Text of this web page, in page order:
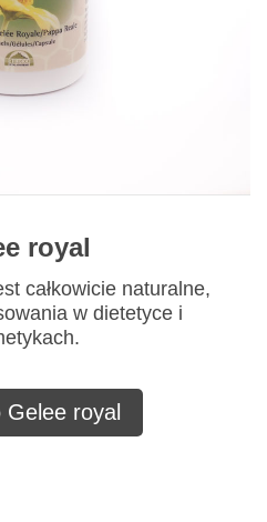
royal
całkowicie naturalne,
w dietetyce i
royal